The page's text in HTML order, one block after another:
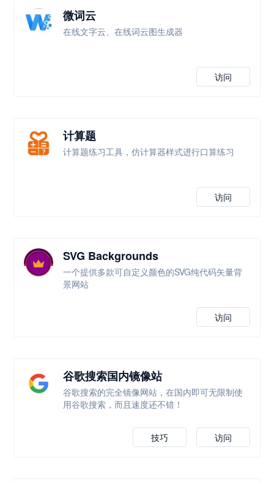
微词云
在线文字云、在线词云图生成器
访问
计算题
计算题练习工具，仿计算器样式进行口算练习
访问
SVG Backgrounds
一个提供多款可自定义颜色的SVG纯代码矢量背
景网站
访问
谷歌搜索国内镜像站
谷歌搜索的完全镜像网站，在国内即可无限制使
用谷歌搜索，而且速度还不错！
访问
技巧